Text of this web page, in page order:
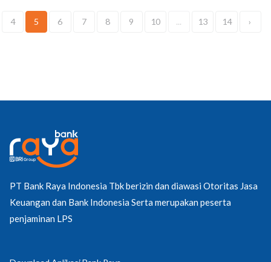
4 5 6 7 8 9 10 ... 13 14 ›
PT Bank Raya Indonesia Tbk berizin dan diawasi Otoritas Jasa
Keuangan dan Bank Indonesia Serta merupakan peserta
penjaminan LPS